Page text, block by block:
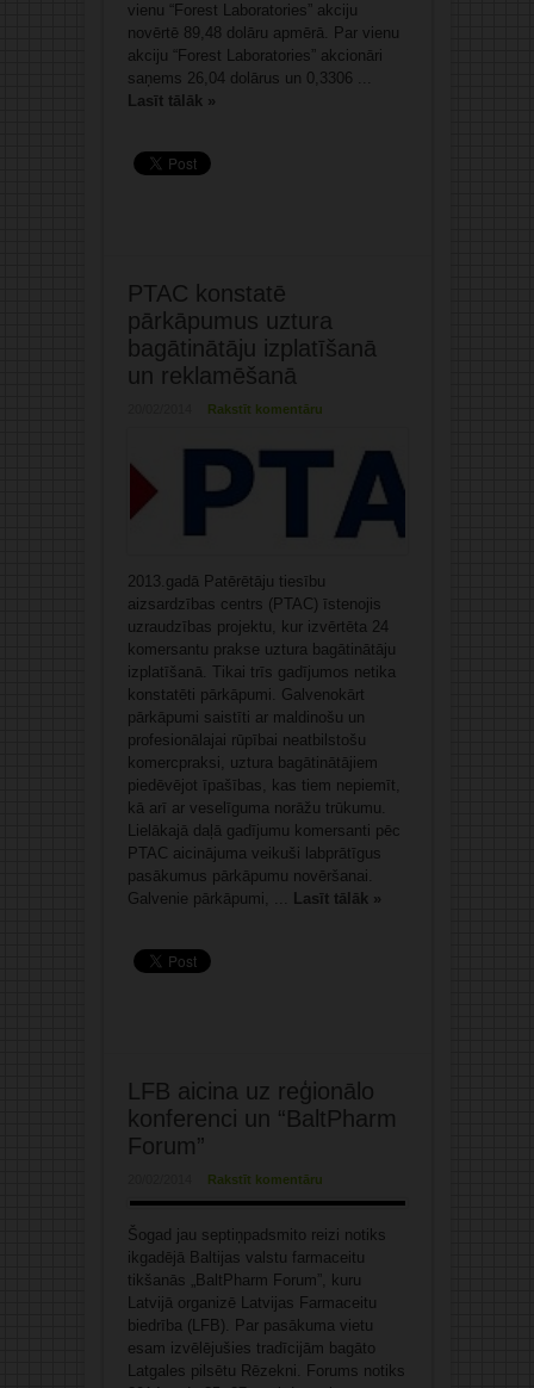
vienu “Forest Laboratories” akciju
novērtē 89,48 dolāru apmērā. Par vienu
akciju “Forest Laboratories” akcionāri
saņems 26,04 dolārus un 0,3306 ...
Lasīt tālāk »
PTAC konstatē
pārkāpumus uztura
bagātinātāju izplatīšanā
un reklamēšanā
Rakstīt komentāru
2013.gadā Patērētāju tiesību
aizsardzības centrs (PTAC) īstenojis
uzraudzības projektu, kur izvērtēta 24
komersantu prakse uztura bagātinātāju
izplatīšanā. Tikai trīs gadījumos netika
konstatēti pārkāpumi. Galvenokārt
pārkāpumi saistīti ar maldinošu un
profesionālajai rūpībai neatbilstošu
komercpraksi, uztura bagātinātājiem
piedēvējot īpašības, kas tiem nepiemīt,
kā arī ar veselīguma norāžu trūkumu.
Lielākajā daļā gadījumu komersanti pēc
PTAC aicinājuma veikuši labprātīgus
pasākumus pārkāpumu novēršanai.
Galvenie pārkāpumi, ... Lasīt tālāk »
LFB aicina uz reģionālo
konferenci un “BaltPharm
Forum”
Rakstīt komentāru
Šogad jau septiņpadsmito reizi notiks
ikgadējā Baltijas valstu farmaceitu
tikšanās „BaltPharm Forum”, kuru
Latvijā organizē Latvijas Farmaceitu
biedrība (LFB). Par pasākuma vietu
esam izvēlējušies tradīcijām bagāto
Latgales pilsētu Rēzekni. Forums notiks